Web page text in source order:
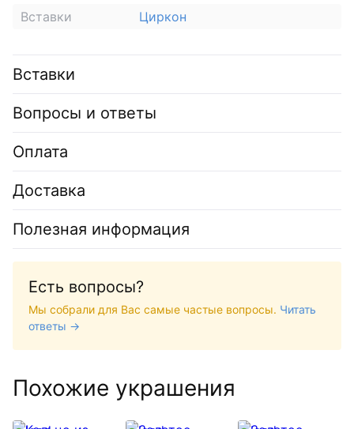
Вставки
Циркон
Вставки
Вопросы и ответы
Оплата
Доставка
Полезная информация
Есть вопросы?
Мы собрали для Вас самые частые вопросы. Читать
ответы →
Похожие украшения